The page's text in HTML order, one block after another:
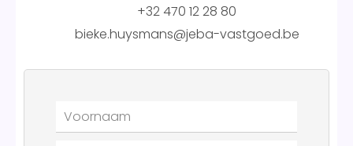
+32 470 12 28 80
bieke.huysmans@jeba-vastgoed.be